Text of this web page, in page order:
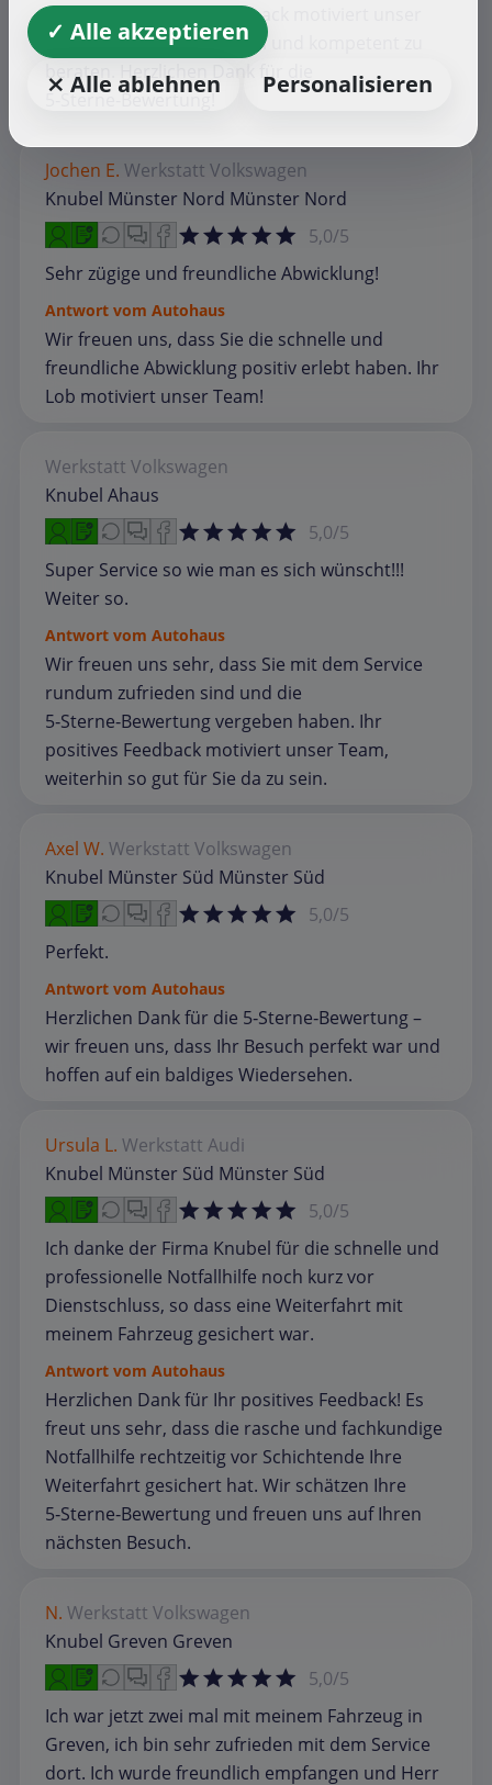
waren. Ihr positives Feedback motiviert unser
Team, weiterhin individuell und kompetent zu
beraten. Herzlichen Dank für die
5‑Sterne‑Bewertung!
Jochen E. Werkstatt Volkswagen
Knubel Münster Nord Münster Nord
5,0/5
Sehr zügige und freundliche Abwicklung!
Antwort vom Autohaus
Wir freuen uns, dass Sie die schnelle und
freundliche Abwicklung positiv erlebt haben. Ihr
Lob motiviert unser Team!
Werkstatt Volkswagen
Knubel Ahaus
5,0/5
Super Service so wie man es sich wünscht!!!
Weiter so.
Antwort vom Autohaus
Wir freuen uns sehr, dass Sie mit dem Service
rundum zufrieden sind und die
5‑Sterne‑Bewertung vergeben haben. Ihr
positives Feedback motiviert unser Team,
weiterhin so gut für Sie da zu sein.
Axel W. Werkstatt Volkswagen
Knubel Münster Süd Münster Süd
5,0/5
Perfekt.
Antwort vom Autohaus
Herzlichen Dank für die 5‑Sterne‑Bewertung –
wir freuen uns, dass Ihr Besuch perfekt war und
hoffen auf ein baldiges Wiedersehen.
Ursula L. Werkstatt Audi
Knubel Münster Süd Münster Süd
5,0/5
Ich danke der Firma Knubel für die schnelle und
professionelle Notfallhilfe noch kurz vor
Dienstschluss, so dass eine Weiterfahrt mit
meinem Fahrzeug gesichert war.
Antwort vom Autohaus
Herzlichen Dank für Ihr positives Feedback! Es
freut uns sehr, dass die rasche und fachkundige
Notfallhilfe rechtzeitig vor Schichtende Ihre
Weiterfahrt gesichert hat. Wir schätzen Ihre
5‑Sterne‑Bewertung und freuen uns auf Ihren
nächsten Besuch.
N. Werkstatt Volkswagen
Knubel Greven Greven
5,0/5
Ich war jetzt zwei mal mit meinem Fahrzeug in
Greven, ich bin sehr zufrieden mit dem Service
dort. Ich wurde freundlich empfangen und Herr
✓ Alle akzeptieren
⨯ Alle ablehnen
Personalisieren